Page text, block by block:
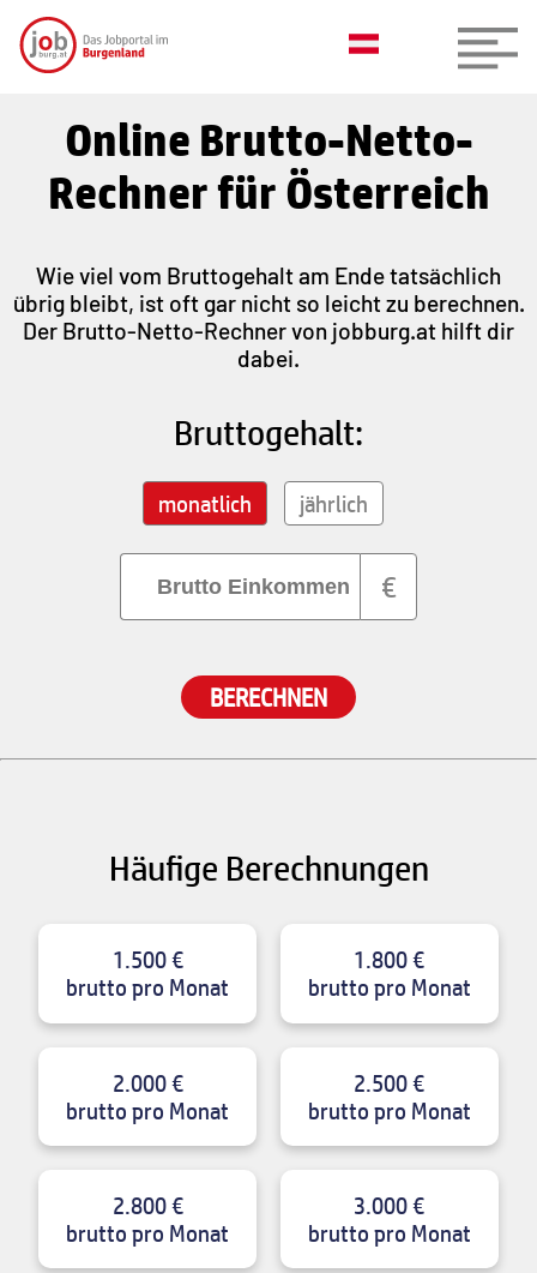
Online Brutto-Netto-
Rechner für Österreich
Wie viel vom Bruttogehalt am Ende tatsächlich
übrig bleibt, ist oft gar nicht so leicht zu berechnen.
Der Brutto-Netto-Rechner von jobburg.at hilft dir
dabei.
Bruttogehalt:
monatlich jährlich
€
BERECHNEN
Häufige Berechnungen
1.500 €
brutto pro Monat
1.800 €
brutto pro Monat
2.000 €
brutto pro Monat
2.500 €
brutto pro Monat
2.800 €
brutto pro Monat
3.000 €
brutto pro Monat